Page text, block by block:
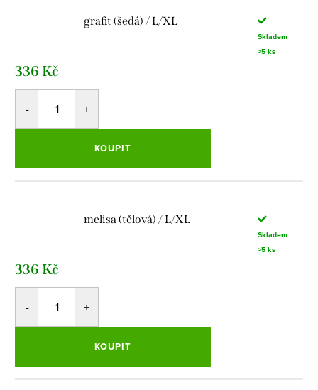
grafit (šedá) / L/XL
Skladem
>5 ks
336 Kč
KOUPIT
melisa (tělová) / L/XL
Skladem
>5 ks
336 Kč
KOUPIT